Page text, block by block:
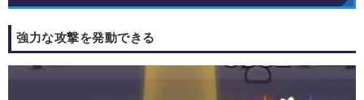
強力な攻撃を発動できる